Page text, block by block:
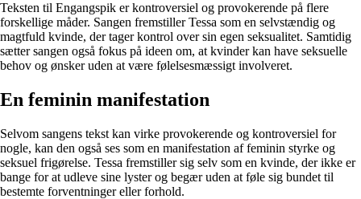
Teksten til Engangspik er kontroversiel og provokerende på flere
forskellige måder. Sangen fremstiller Tessa som en selvstændig og
magtfuld kvinde, der tager kontrol over sin egen seksualitet. Samtidig
sætter sangen også fokus på ideen om, at kvinder kan have seksuelle
behov og ønsker uden at være følelsesmæssigt involveret.
En feminin manifestation
Selvom sangens tekst kan virke provokerende og kontroversiel for
nogle, kan den også ses som en manifestation af feminin styrke og
seksuel frigørelse. Tessa fremstiller sig selv som en kvinde, der ikke er
bange for at udleve sine lyster og begær uden at føle sig bundet til
bestemte forventninger eller forhold.